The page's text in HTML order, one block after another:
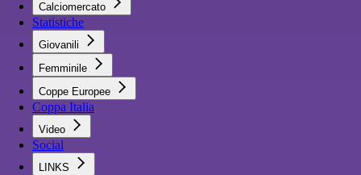
Calciomercato
Statistiche
Giovanili
Femminile
Coppe Europee
Coppa Italia
Video
Social
LINKS